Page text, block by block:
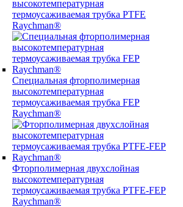
высокотемпературная
термоусаживаемая трубка PTFE
Raychman®
Специальная фторполимерная
высокотемпературная
термоусаживаемая трубка FEP
Raychman®
Фторполимерная двухслойная
высокотемпературная
термоусаживаемая трубка PTFE-FEP
Raychman®